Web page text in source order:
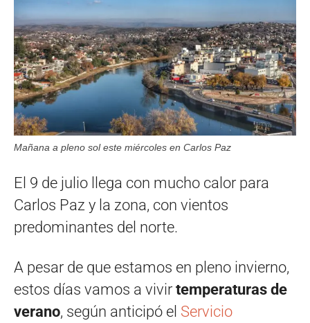
Mañana a pleno sol este miércoles en Carlos Paz
El 9 de julio llega con mucho calor para
Carlos Paz y la zona, con vientos
predominantes del norte.
A pesar de que estamos en pleno invierno,
estos días vamos a vivir temperaturas de
verano, según anticipó el Servicio